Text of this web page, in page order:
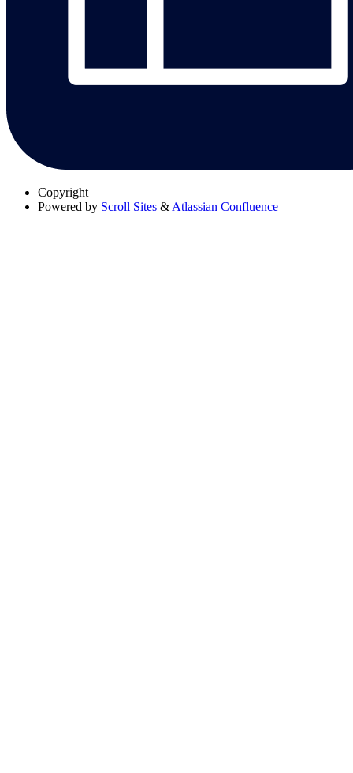
Copyright
Powered by Scroll Sites & Atlassian Confluence